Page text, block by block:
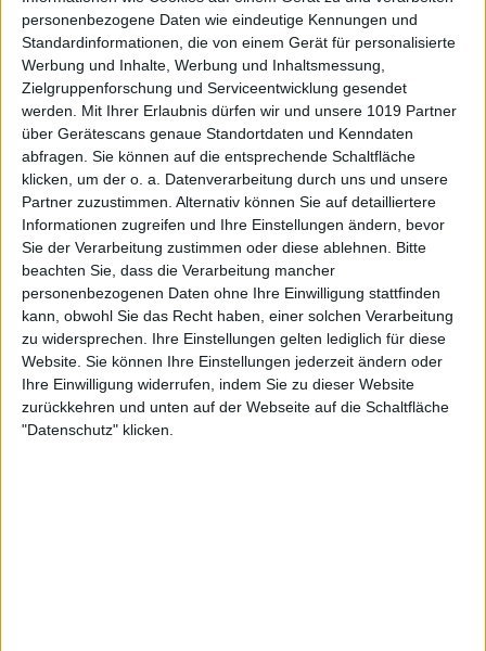
personenbezogene Daten wie eindeutige Kennungen und
Standardinformationen, die von einem Gerät für personalisierte
Werbung und Inhalte, Werbung und Inhaltsmessung,
Zielgruppenforschung und Serviceentwicklung gesendet
werden.
Mit Ihrer Erlaubnis dürfen wir und unsere 1019 Partner
über Gerätescans genaue Standortdaten und Kenndaten
abfragen. Sie können auf die entsprechende Schaltfläche
klicken, um der o. a. Datenverarbeitung durch uns und unsere
Partner zuzustimmen. Alternativ können Sie auf detailliertere
Informationen zugreifen und Ihre Einstellungen ändern, bevor
Sie der Verarbeitung zustimmen oder diese ablehnen.
Bitte
beachten Sie, dass die Verarbeitung mancher
personenbezogenen Daten ohne Ihre Einwilligung stattfinden
kann, obwohl Sie das Recht haben, einer solchen Verarbeitung
zu widersprechen. Ihre Einstellungen gelten lediglich für diese
Website. Sie können Ihre Einstellungen jederzeit ändern oder
Ihre Einwilligung widerrufen, indem Sie zu dieser Website
zurückkehren und unten auf der Webseite auf die Schaltfläche
"Datenschutz" klicken.